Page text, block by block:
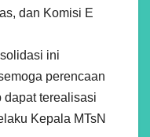
dan Komisi E
ini
perencaan
dapat terealisasi
Kepala MTsN